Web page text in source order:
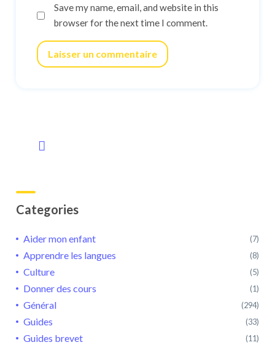
Save my name, email, and website in this
browser for the next time I comment.
Laisser un commentaire
Categories
Aider mon enfant (7)
Apprendre les langues (8)
Culture (5)
Donner des cours (1)
Général (294)
Guides (33)
Guides brevet (11)